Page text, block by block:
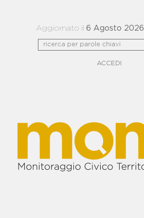
Aggiornato il 6 Agosto 2026
ACCEDI